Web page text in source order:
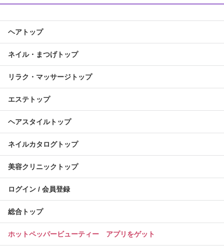
ヘアトップ
ネイル・まつげトップ
リラク・マッサージトップ
エステトップ
ヘアスタイルトップ
ネイルカタログトップ
美容クリニックトップ
ログイン / 会員登録
総合トップ
ホットペッパービューティー アプリをゲット